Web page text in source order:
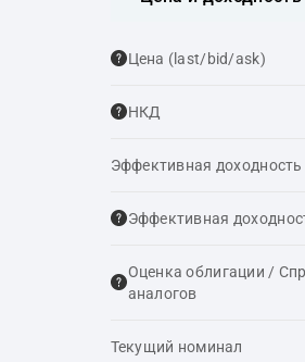
Цена (last/bid/ask)
НКД
Эффективная
Эффективная
Оценка облигации /
аналогов
Текущий номинал